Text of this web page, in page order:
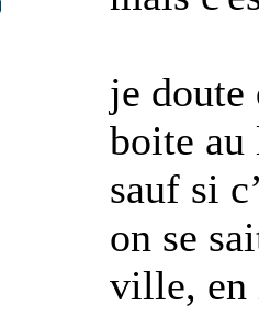
je doute
boite au
sauf si
on se
ville, en